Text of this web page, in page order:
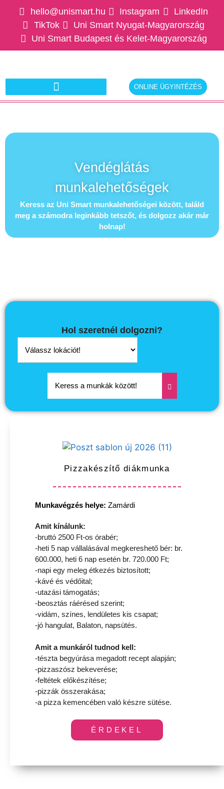
hello@unismart.hu Instagram
LinkedIn
TikTok
Uni Smart Nyugat-Magyarország
Uni Smart Budapest és Kelet-Magyarország
ONLINE ÜGYINTÉZÉS
Vendéglátás
munkalehetőségek
Keress az Uni Smart munkalehetőségei között, találd
meg a számodra leginkább tetszőt, és dolgozz akár már
holnap!
Hol szeretnél dolgozni?
Pizzakészítő diákmunka
Munkavégzés helye: Zamárdi
Amit kínálunk:
-bruttó 2500 Ft-os órabér;
-heti 5 nap vállalásával megkereshető bér: br.
600.000, heti 6 nap esetén br. 720.000 Ft;
-napi egy meleg étkezés biztosított;
-kávé és védőital;
-utazási támogatás;
-beosztás ráérésed szerint;
-vidám, színes, lendületes kis csapat;
-jó hangulat, Balaton, napsütés.
Amit a munkáról tudnod kell:
-tészta begyúrása megadott recept alapján;
-pizzaszósz bekeverése;
-feltétek előkészítése;
-pizzák összerakása;
-a pizza kemencében való készre sütése.
ÉRDEKEL